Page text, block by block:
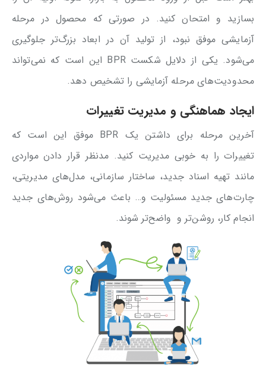
بسازید و امتحان کنید. در صورتی که محصول در مرحله
آزمایشی موفق نبود، از تولید آن در ابعاد بزرگ‌تر جلوگیری
می‌شود. یکی از دلایل شکست BPR این است که نمی‌تواند
محدودیت‌های مرحله آزمایشی را تشخیص دهد.
ایجاد هماهنگی و مدیریت تغییرات
آخرین مرحله برای داشتن یک BPR موفق این است که
تغییرات را به خوبی مدیریت کنید. مدنظر قرار دادن مواردی
مانند تهیه اسناد جدید، ساختار سازمانی، مدل‌های مدیریتی،
چارت‌های جدید مسئولیت و… باعث می‌شود روش‌های جدید
انجام کار، روشن‌تر و واضح‌تر شوند.